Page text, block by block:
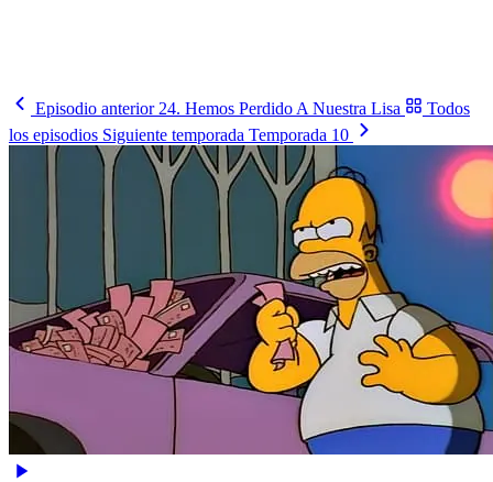
Episodio anterior 24. Hemos Perdido A Nuestra Lisa
Todos
los episodios Siguiente temporada Temporada 10